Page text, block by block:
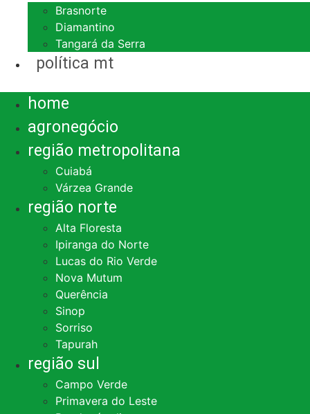
Brasnorte
Diamantino
Tangará da Serra
política mt
home
agronegócio
região metropolitana
Cuiabá
Várzea Grande
região norte
Alta Floresta
Ipiranga do Norte
Lucas do Rio Verde
Nova Mutum
Querência
Sinop
Sorriso
Tapurah
região sul
Campo Verde
Primavera do Leste